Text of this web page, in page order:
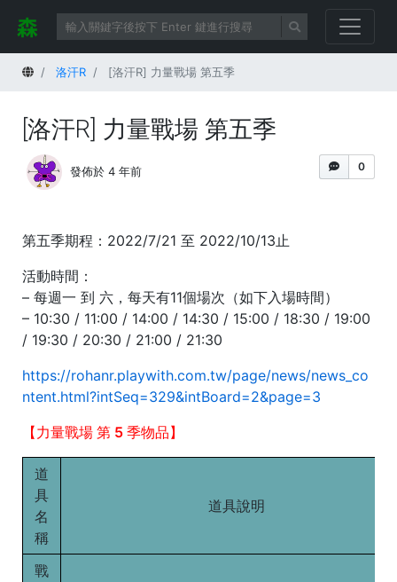
首頁 洛汗R [洛汗R] 力量戰場 第五季
[洛汗R] 力量戰場 第五季
0
發佈於 4 年前
第五季期程：2022/7/21 至 2022/10/13止
活動時間：
– 每週一 到 六，每天有11個場次（如下入場時間）
– 10:30 / 11:00 / 14:00 / 14:30 / 15:00 / 18:30 / 19:00
/ 19:30 / 20:30 / 21:00 / 21:30
https://rohanr.playwith.com.tw/page/news/news_co
ntent.html?intSeq=329&intBoard=2&page=3
【力量戰場 第 5 季物品】
道
具
名
稱
道具說明
戰